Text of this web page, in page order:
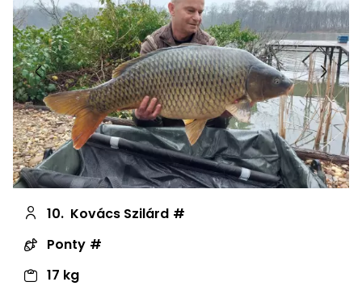
Előző
10. Kovács Szilárd
Ponty
17 kg